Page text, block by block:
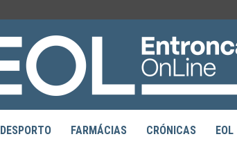
DESPORTO FARMÁCIAS CRÓNICAS EOL